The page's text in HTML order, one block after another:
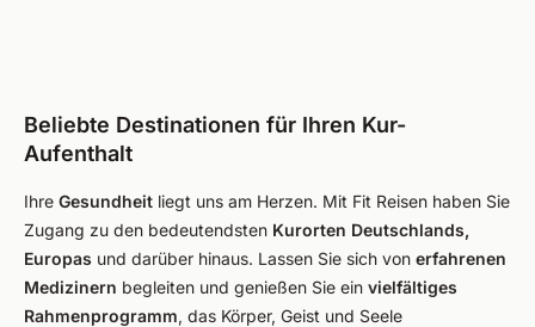
Beliebte Destinationen für Ihren Kur-
Aufenthalt
Ihre Gesundheit liegt uns am Herzen. Mit Fit Reisen haben Sie
Zugang zu den bedeutendsten Kurorten Deutschlands,
Europas und darüber hinaus. Lassen Sie sich von erfahrenen
Medizinern begleiten und genießen Sie ein vielfältiges
Rahmenprogramm, das Körper, Geist und Seele